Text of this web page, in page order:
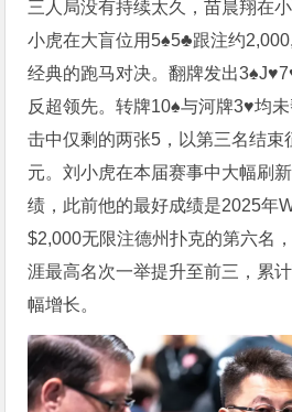
三人局没有持续太久，苗晨翔在
小虎在大盲位用5♠5♣跟注约
经典的跑马对决。翻牌发出
反超领先。转牌10♠与河牌3♥均
击中仅剩的两张5，以第三名结束
元。刘小虎在本届赛事中大幅刷
绩，此前他的最好成绩是2025年
$2,000无限注德州扑克的第六名
涯最高名次一举提升至前三，累
幅增长。